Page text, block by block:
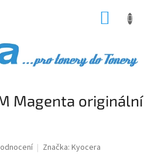
Magenta originální
Značka: Kyocera